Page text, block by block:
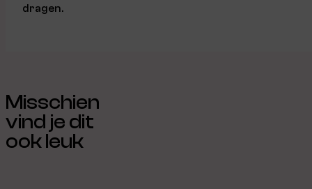
dragen.
Misschien
vind je dit
ook leuk